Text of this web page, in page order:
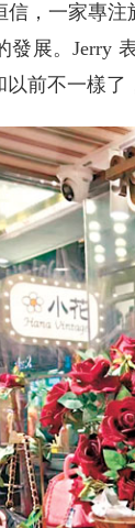
信，一家專
展。Jerry
前不一樣了